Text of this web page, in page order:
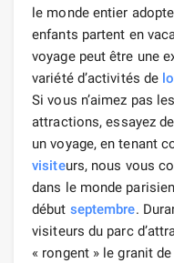
le monde entier
enfants partent en
voyage peut être une
variété d’activités de
Si vous n’aimez pas
attractions, essayez
un voyage, en tenant
visiteurs, nous vous
dans le monde
début septembre.
visiteurs du parc
« rongent » le granit